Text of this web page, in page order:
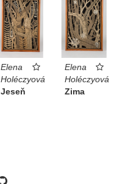
Elena
Holéczyová
Jeseň
Elena
Holéczyová
Zima